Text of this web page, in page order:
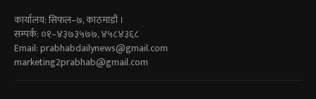
कार्यालय: सिफल–७, काठमाडौं ।
सम्पर्क: ०१–४३७३५७७, ४५८४३६८
Email:prabhabdailynews@gmail.com
marketing2prabhab@gmail.com